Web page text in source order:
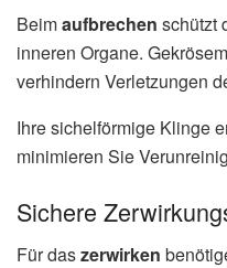
Beimaufbrechen schützt
inneren Organe.
verhindern Verletzungen
Ihre sichelförmige Klinge
minimieren Sie
Sichere
Für daszerwirken